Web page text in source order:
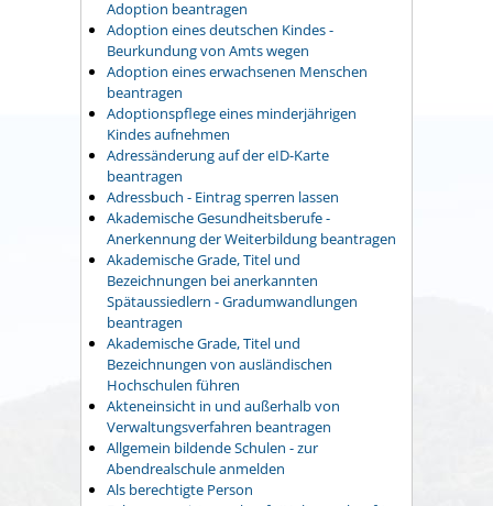
Adoption beantragen
Adoption eines deutschen Kindes -
Beurkundung von Amts wegen
Adoption eines erwachsenen Menschen
beantragen
Adoptionspflege eines minderjährigen
Kindes aufnehmen
Adressänderung auf der eID-Karte
beantragen
Adressbuch - Eintrag sperren lassen
Akademische Gesundheitsberufe -
Anerkennung der Weiterbildung beantragen
Akademische Grade, Titel und
Bezeichnungen bei anerkannten
Spätaussiedlern - Gradumwandlungen
beantragen
Akademische Grade, Titel und
Bezeichnungen von ausländischen
Hochschulen führen
Akteneinsicht in und außerhalb von
Verwaltungsverfahren beantragen
Allgemein bildende Schulen - zur
Abendrealschule anmelden
Als berechtigte Person